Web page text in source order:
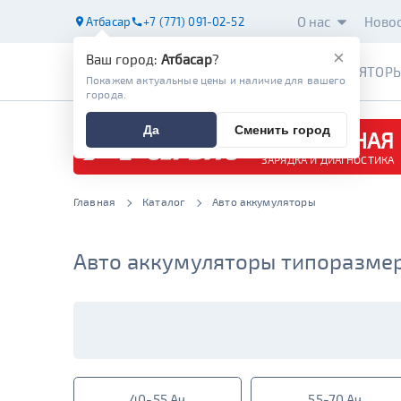
Атбасар +7 (771) 091-02-52 О нас
БЕСПЛАТНАЯ
ЗАРЯДКА И ДИАГНОСТИКА
Главная Каталог Авто аккумуляторы
Авто аккумуляторы
×
Ваш город: Атбасар?
Покажем актуальные цены и наличие для вашего
города.
Да Сменить город